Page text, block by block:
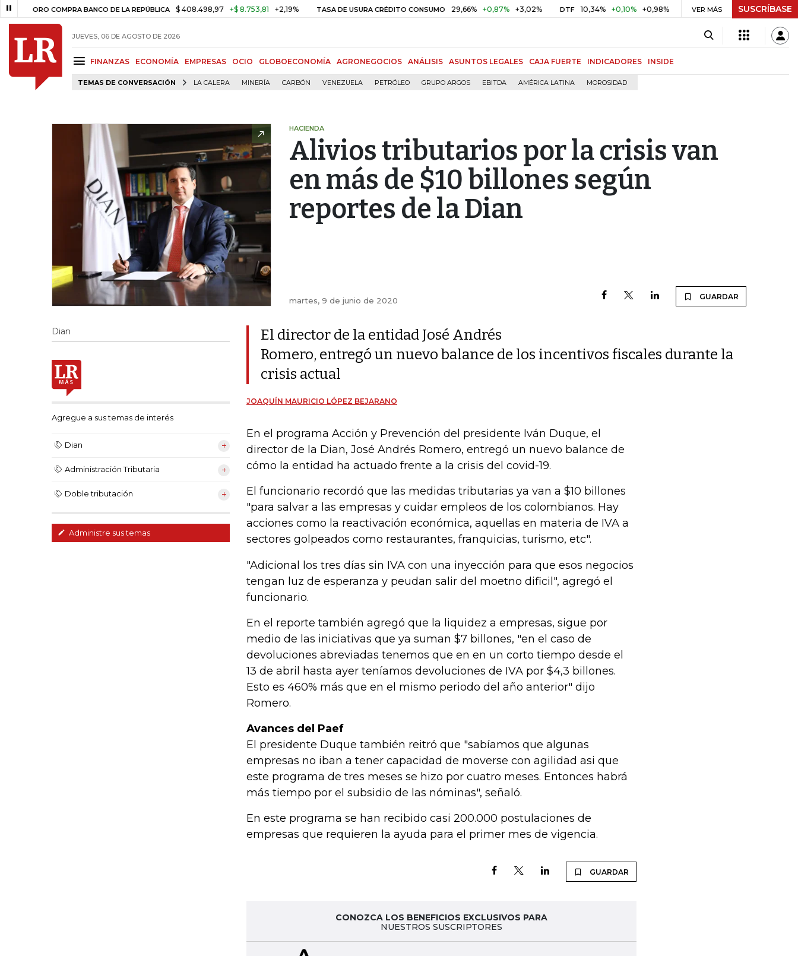
ORO COMPRA BANCO DE LA REPÚBLICA $ 408.498,97 +$ 8.753,81 +2,19% TASA DE USURA CRÉDITO CONSUMO 29,66% +0,87% +3,02% DTF 10,34% +0,10% +0,98% UVR $ 416,86 +$ 0,05 +0,01%
VER MÁS SUSCRÍBASE
JUEVES, 06 DE AGOSTO DE 2026
FINANZAS ECONOMÍA EMPRESAS OCIO GLOBOECONOMÍA AGRONEGOCIOS ANÁLISIS ASUNTOS LEGALES CAJA FUERTE INDICADORES INSIDE
TEMAS DE CONVERSACIÓN LA CALERA MINERÍA CARBÓN VENEZUELA PETRÓLEO GRUPO ARGOS EBITDA AMÉRICA LATINA MOROSIDAD
HACIENDA
Alivios tributarios por la crisis van
en más de $10 billones según
reportes de la Dian
martes, 9 de junio de 2020 GUARDAR
Dian
Agregue a sus temas de interés
Dian
Administración Tributaria
Doble tributación
Administre sus temas
El director de la entidad José Andrés
Romero, entregó un nuevo balance de los incentivos fiscales durante la
crisis actual
JOAQUÍN MAURICIO LÓPEZ BEJARANO
En el programa Acción y Prevención del presidente Iván Duque, el
director de la Dian, José Andrés Romero, entregó un nuevo balance de
cómo la entidad ha actuado frente a la crisis del covid-19.
El funcionario recordó que las medidas tributarias ya van a $10 billones
"para salvar a las empresas y cuidar empleos de los colombianos. Hay
acciones como la reactivación económica, aquellas en materia de IVA a
sectores golpeados como restaurantes, franquicias, turismo, etc".
"Adicional los tres días sin IVA con una inyección para que esos negocios
tengan luz de esperanza y peudan salir del moetno dificil", agregó el
funcionario.
En el reporte también agregó que la liquidez a empresas, sigue por
medio de las iniciativas que ya suman $7 billones, "en el caso de
devoluciones abreviadas tenemos que en en un corto tiempo desde el
13 de abril hasta ayer teníamos devoluciones de IVA por $4,3 billones.
Esto es 460% más que en el mismo periodo del año anterior" dijo
Romero.
Avances del Paef
El presidente Duque también reitró que "sabíamos que algunas
empresas no iban a tener capacidad de moverse con agilidad asi que
este programa de tres meses se hizo por cuatro meses. Entonces habrá
más tiempo por el subsidio de las nóminas", señaló.
En este programa se han recibido casi 200.000 postulaciones de
empresas que requieren la ayuda para el primer mes de vigencia.
GUARDAR
CONOZCA LOS BENEFICIOS EXCLUSIVOS PARA
NUESTROS SUSCRIPTORES